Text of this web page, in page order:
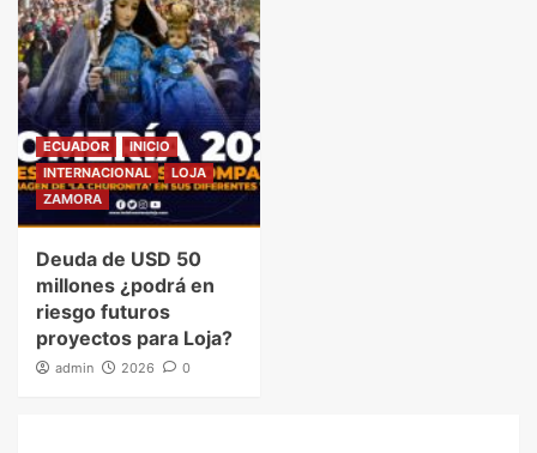
ECUADOR
INICIO
INTERNACIONAL
LOJA
ZAMORA
Deuda de USD 50
millones ¿podrá en
riesgo futuros
proyectos para Loja?
admin 2026 0